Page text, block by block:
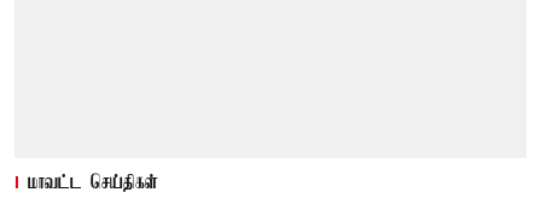
மாவட்ட செய்திகள்